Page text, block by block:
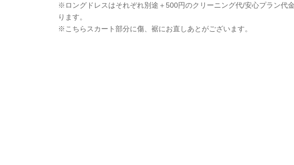
※ロングドレスはそれぞれ別途＋500円のクリーニング代/安心プラン代
ります。
※こちらスカート部分に傷、裾にお直しあとがございます。